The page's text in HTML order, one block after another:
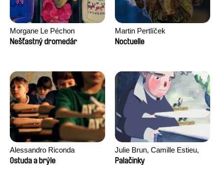
Morgane Le Péchon
Nešťastný dromedár
Martin Pertlíček
Noctuelle
Alessandro Riconda
Ostuda a brýle
Julie Brun, Camille Estieu,
Jiamin Peng
Palačinky